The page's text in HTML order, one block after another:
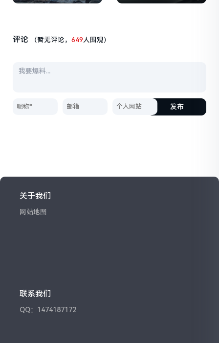
评论 （暂无评论，649人围观）
发布
关于我们
网站地图
联系我们
QQ：1474187172